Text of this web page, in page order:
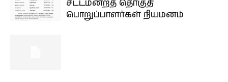
சட்டமன்றத் தொகுதி
பொறுப்பாளர்கள் நியமனம்